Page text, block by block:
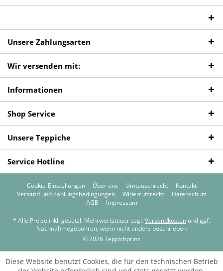
Unsere Zahlungsarten
Wir versenden mit:
Informationen
Shop Service
Unsere Teppiche
Service Hotline
Cookie-Einstellungen Über uns Umtauschrecht
Kontakt
Versand und Zahlungsbedingungen
Widerrufsrecht
Datenschutz
AGB
Impressum
* Alle Preise inkl. gesetzl. Mehrwertsteuer zzgl. Versandkosten und ggf.
Nachnahmegebühren, wenn nicht anders beschrieben
© 2026 Teppichprinz
Diese Website benutzt Cookies, die für den technischen Betrieb